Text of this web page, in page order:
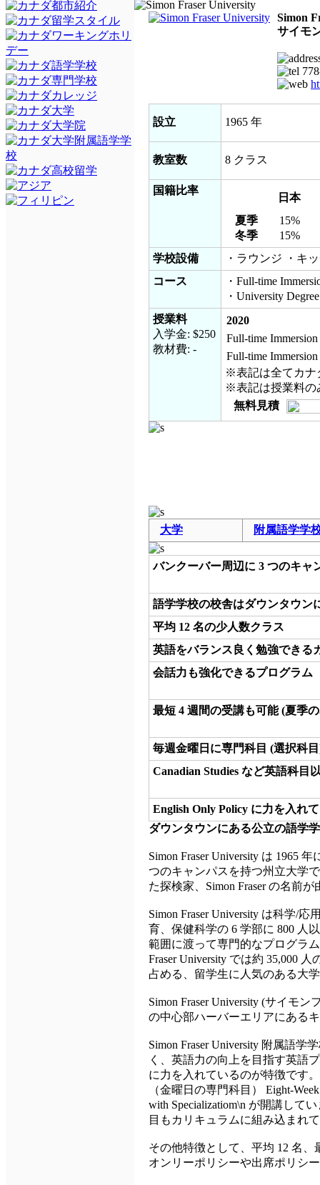
Simon
サイモ
設立 1965 年
教室数 8 クラス
国籍比率
日本
夏季
15%
冬季
15%
学校設備
・ラウンジ ・キ
コース
・Full-time
・University
授業料
入学金: $250
教材費: -
2020
Full-time Immersion
Full-time
※表記は全てカナ
※表記は授業料の
無料見積
大学 附属語学学
バンクーバー周辺に 3 つのキャ
語学学校の校舎はダウンタウン
平均 12 名の少人数クラス
英語をバランス良く勉強できる
会話力も強化できるプログラム
最短 4 週間の受講も可能 (夏季
毎週金曜日に専門科目 (選択科
Canadian Studies など英語科目
English Only Policy に力を入れ
ダウンタウンにある公立の語
Simon Fraser University は 1965
つのキャンパスを持つ州立大学
た探検家、Simon Fraser の名前が
Simon Fraser University は科学/
育、保健科学の 6 学部に 800 人
範囲に渡って専門的なプログラ
Fraser University では約 35,000
占める、留学生に人気のある大
Simon Fraser University (サイモン
の中心部ハーバーエリアにある
Simon Fraser University 附属語学
く、英語力の向上を目指す英語
に力を入れているのが特徴です
（金曜日の専門科目） Eight-
with Specializatiom\n が開講して
目もカリキュラムに組み込まれ
その他特徴として、平均 12 名
オンリーポリシーや出席ポリシ